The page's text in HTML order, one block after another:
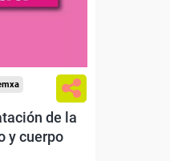
de la
y cuerpo